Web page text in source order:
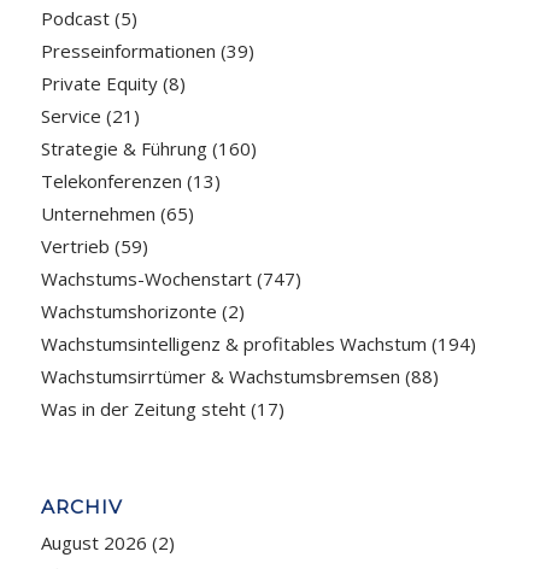
Podcast(5)
Presseinformationen (39)
Private Equity(8)
Service (21)
Strategie & Führung(160)
Telekonferenzen (13)
Unternehmen (65)
Vertrieb (59)
Wachstums-Wochenstart(747)
Wachstumshorizonte (2)
Wachstumsintelligenz & profitables Wachstum (194)
Wachstumsirrtümer & Wachstumsbremsen (88)
Was in der Zeitung steht(17)
ARCHIV
August 2026 (2)